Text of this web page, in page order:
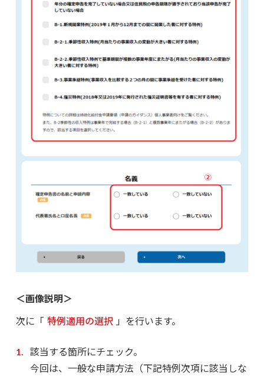
＜画像説明＞
次に「 特例適用の選択 」を行います。
該当する箇所にチェック。
今回は、一般な申請方法（下記特例次項に該当しな